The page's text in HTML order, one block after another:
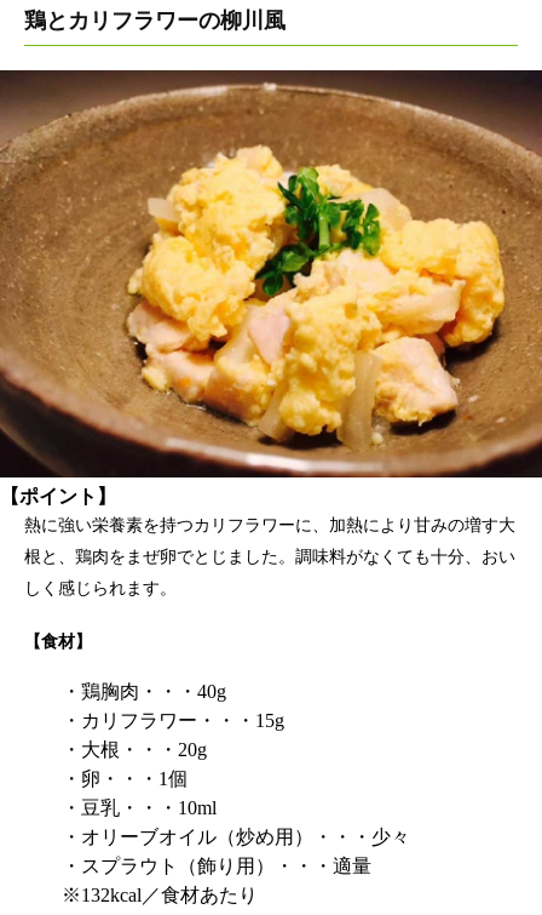
鶏とカリフラワーの柳川風
【ポイント】
熱に強い栄養素を持つカリフラワーに、加熱により甘みの増す大
根と、鶏肉をまぜ卵でとじました。調味料がなくても十分、おい
しく感じられます。
【食材】
・鶏胸肉・・・40g
・カリフラワー・・・15g
・大根・・・20g
・卵・・・1個
・豆乳・・・10ml
・オリーブオイル（炒め用）・・・少々
・スプラウト（飾り用）・・・適量
※132kcal／食材あたり